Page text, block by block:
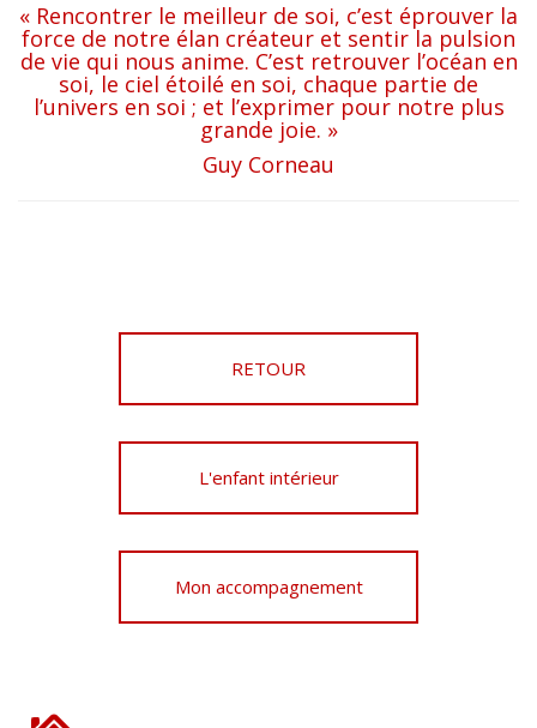
« Rencontrer le meilleur de soi, c’est éprouver la
force de notre élan créateur et sentir la pulsion
de vie qui nous anime. C’est retrouver l’océan en
soi, le ciel étoilé en soi, chaque partie de
l’univers en soi ; et l’exprimer pour notre plus
grande joie. »
Guy Corneau
RETOUR
L'enfant intérieur
Mon accompagnement